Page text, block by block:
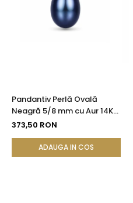
Pandantiv Perlă Ovală
Neagră 5/8 mm cu Aur 14K
(aur 585) | KASKADDA®
373,50 RON
ADAUGA IN COS